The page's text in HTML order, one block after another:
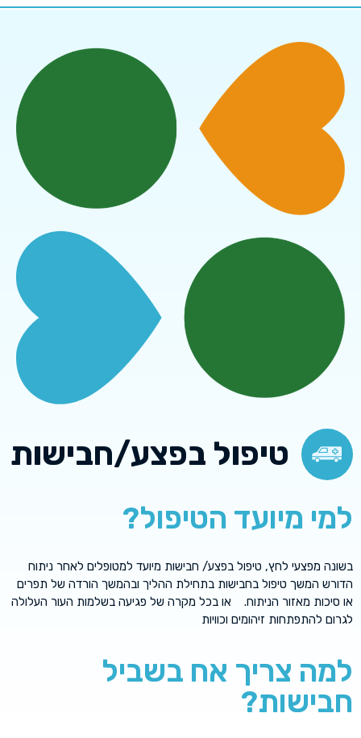
טיפול בפצע/חבישות
למי מיועד הטיפול?
בשונה מפצעי לחץ, טיפול בפצע/ חבישות מיועד למטופלים לאחר ניתוח
הדורש המשך טיפול בחבישות בתחילת ההליך ובהמשך הורדה של תפרים
או סיכות מאזור הניתוח. או בכל מקרה של פגיעה בשלמות העור העלולה
לגרום להתפתחות זיהומים וכוויות
למה צריך אח בשביל
חבישות?